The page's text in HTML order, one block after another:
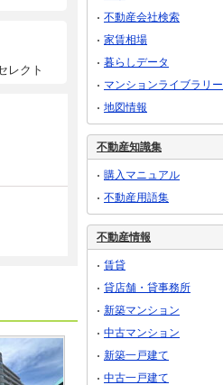
レクト
不動産会社検索
家賃相場
暮らしデータ
マンションライブラリー
地図情報
不動産知識集
購入マニュアル
不動産用語集
不動産情報
賃貸
貸店舗・貸事務所
新築マンション
中古マンション
新築一戸建て
中古一戸建て